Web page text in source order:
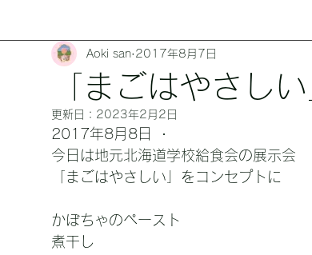
「まごはやさし
Aoki san 2017年8月7日
更新日： 2023年2月2日
2017年8月8日
  ·
今日は地元北海道学校給食会の展示会
「まごはやさしい」をコンセプトに
かぼちゃのペースト
煮干し